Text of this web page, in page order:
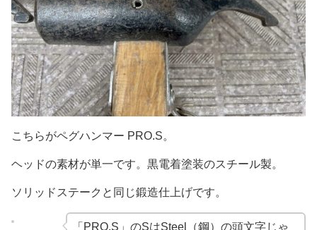
こちらがペグハンマー PRO.S。
ヘッドの素材が単一です。黒電着塗装のスチール製。
ソリッドステークと同じ鍛造仕上げです。
「PRO.S」のSはSteel（鋼）の頭文字じゃ